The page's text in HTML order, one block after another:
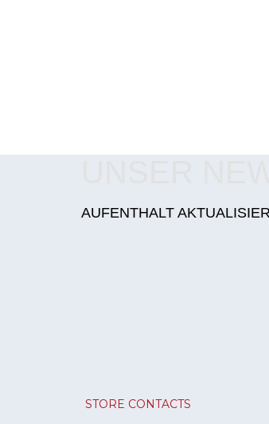
AUFENTHALT
STORE CONTACTS